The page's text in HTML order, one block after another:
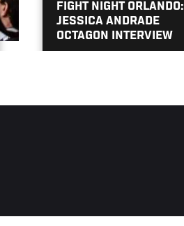
FIGHT NIGHT ORLANDO:
JESSICA ANDRADE
OCTAGON INTERVIEW